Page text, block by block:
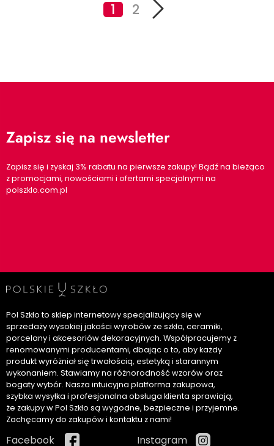
1 2
Zapisz się na newsletter
Zapisz się i zyskaj 3% rabatu na pierwsze zakupy! Bądź na bieżąco
z promocjami, nowościami i ofertami specjalnymi na
polszklo.com.pl
Pol Szkło to sklep internetowy specjalizujący się w
sprzedaży wysokiej jakości wyrobów ze szkła, ceramiki,
porcelany i akcesoriów dekoracyjnych. Współpracujemy z
renomowanymi producentami, dbając o to, aby każdy
produkt wyróżniał się trwałością, estetyką i starannym
wykonaniem. Stawiamy na różnorodność wzorów oraz
bogaty wybór. Nasza intuicyjna platforma zakupowa,
szybka wysyłka i profesjonalna obsługa klienta sprawiają,
że zakupy w Pol Szkło są wygodne, bezpieczne i przyjemne.
Zachęcamy do zakupów i kontaktu z nami!
Facebook Instagram